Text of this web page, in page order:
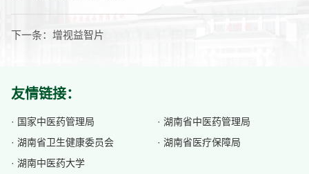
下一条： 增视益智片
友情链接：
· 国家中医药管理局
· 湖南省中医药管理局
· 湖南省卫生健康委员会
· 湖南省医疗保障局
· 湖南中医药大学